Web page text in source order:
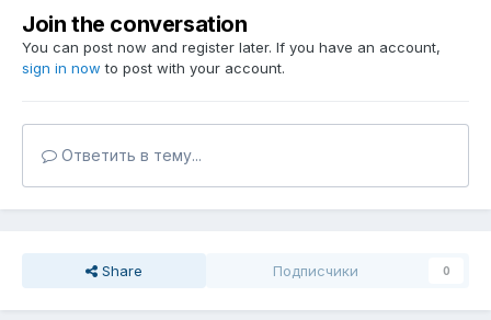
Join the conversation
You can post now and register later. If you have an account,
sign in now to post with your account.
Ответить в тему...
Share Подписчики 0